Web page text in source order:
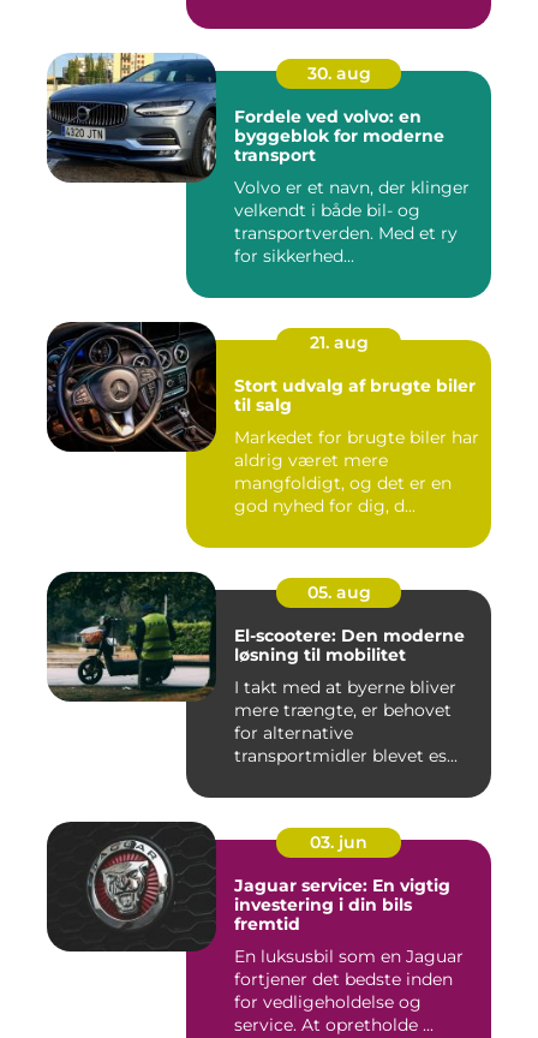
30. aug
Fordele ved volvo: en
byggeblok for moderne
transport
Volvo er et navn, der klinger
velkendt i både bil- og
transportverden. Med et ry
for sikkerhed...
21. aug
Stort udvalg af brugte biler
til salg
Markedet for brugte biler har
aldrig været mere
mangfoldigt, og det er en
god nyhed for dig, d...
05. aug
El-scootere: Den moderne
løsning til mobilitet
I takt med at byerne bliver
mere trængte, er behovet
for alternative
transportmidler blevet es...
03. jun
Jaguar service: En vigtig
investering i din bils
fremtid
En luksusbil som en Jaguar
fortjener det bedste inden
for vedligeholdelse og
service. At opretholde ...